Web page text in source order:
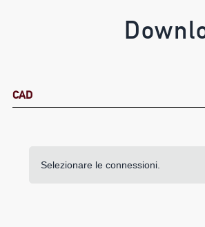
CAD
Selezionare le connessioni.